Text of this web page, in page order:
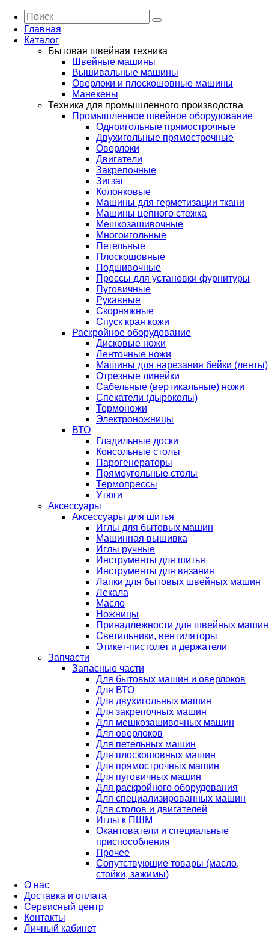
Главная
Каталог
Бытовая швейная техника
Швейные машины
Вышивальные машины
Оверлоки и плоскошовные машины
Манекены
Техника для промышленного производства
Промышленное швейное оборудование
Одноигольные прямострочные
Двухигольные прямострочные
Оверлоки
Двигатели
Закрепочные
Зигзаг
Колонковые
Машины для герметизации ткани
Машины цепного стежка
Мешкозашивочные
Многоигольные
Петельные
Плоскошовные
Подшивочные
Прессы для установки фурнитуры
Пуговичные
Рукавные
Скорняжные
Спуск края кожи
Раскройное оборудование
Дисковые ножи
Ленточные ножи
Машины для нарезания бейки (ленты)
Отрезные линейки
Сабельные (вертикальные) ножи
Спекатели (дыроколы)
Термоножи
Электроножницы
ВТО
Гладильные доски
Консольные столы
Парогенераторы
Прямоугольные столы
Термопрессы
Утюги
Аксессуары
Аксессуары для шитья
Иглы для бытовых машин
Машинная вышивка
Иглы ручные
Инструменты для шитья
Инструменты для вязания
Лапки для бытовых швейных машин
Лекала
Масло
Ножницы
Принадлежности для швейных машин
Светильники, вентиляторы
Этикет-пистолет и держатели
Запчасти
Запасные части
Для бытовых машин и оверлоков
Для ВТО
Для двухигольных машин
Для закрепочных машин
Для мешкозашивочных машин
Для оверлоков
Для петельных машин
Для плоскошовных машин
Для прямострочных машин
Для пуговичных машин
Для раскройного оборудования
Для специализированных машин
Для столов и двигателей
Иглы к ПШМ
Окантователи и специальные
приспособления
Прочее
Сопутствующие товары (масло,
стойки, зажимы)
О нас
Доставка и оплата
Сервисный центр
Контакты
Личный кабинет